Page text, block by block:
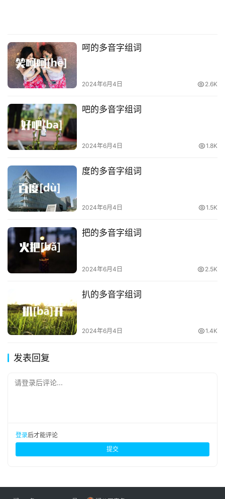
呵的多音字组词
2024年6月4日 2.6K
吧的多音字组词
2024年6月4日 1.8K
度的多音字组词
2024年6月4日 1.5K
把的多音字组词
2024年6月4日 2.5K
扒的多音字组词
2024年6月4日 1.4K
发表回复
请登录后评论...
登录后才能评论
提交